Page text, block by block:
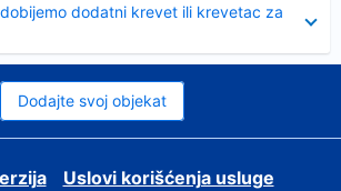
dodatni krevet ili krevetac za
Dodajte svoj objekat
Uslovi korišćenja usluge